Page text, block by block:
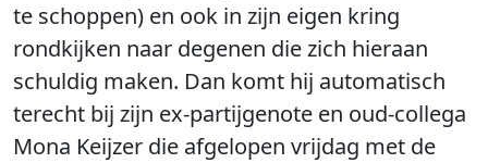
te schoppen) en ook in zijn eigen kring
rondkijken naar degenen die zich hieraan
schuldig maken. Dan komt hij automatisch
terecht bij zijn ex-partijgenote en oud-collega
Mona Keijzer die afgelopen vrijdag met de